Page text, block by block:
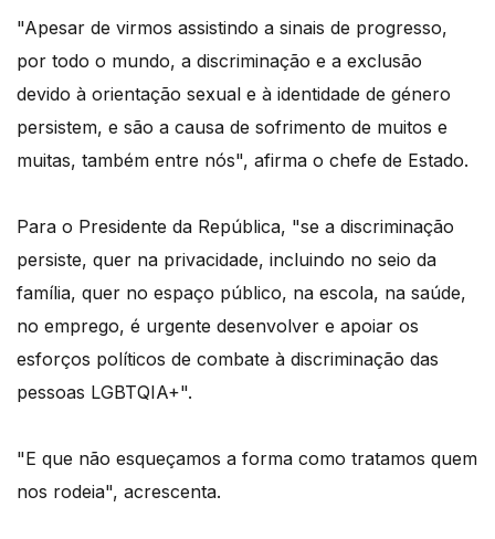
"Apesar de virmos assistindo a sinais de progresso,
por todo o mundo, a discriminação e a exclusão
devido à orientação sexual e à identidade de género
persistem, e são a causa de sofrimento de muitos e
muitas, também entre nós", afirma o chefe de Estado.
Para o Presidente da República, "se a discriminação
persiste, quer na privacidade, incluindo no seio da
família, quer no espaço público, na escola, na saúde,
no emprego, é urgente desenvolver e apoiar os
esforços políticos de combate à discriminação das
pessoas LGBTQIA+".
"E que não esqueçamos a forma como tratamos quem
nos rodeia", acrescenta.